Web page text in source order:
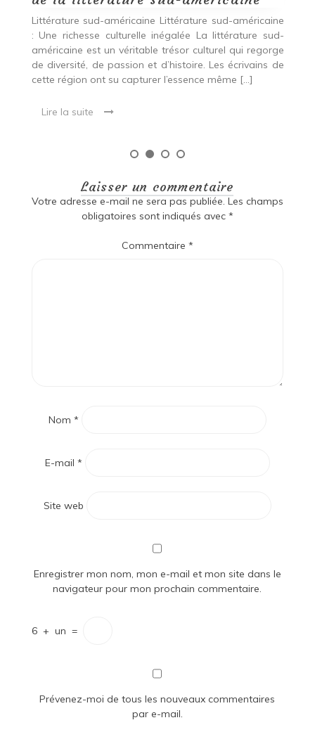
Laisser un commentaire
Votre adresse e-mail ne sera pas publiée. Les champs
obligatoires sont indiqués avec *
Commentaire *
Nom *
E-mail *
Site web
Enregistrer mon nom, mon e-mail et mon site dans le
navigateur pour mon prochain commentaire.
6 + un =
Prévenez-moi de tous les nouveaux commentaires
par e-mail.